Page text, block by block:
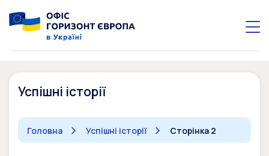
Успішні історії
Головна Успішні історії Сторінка 2